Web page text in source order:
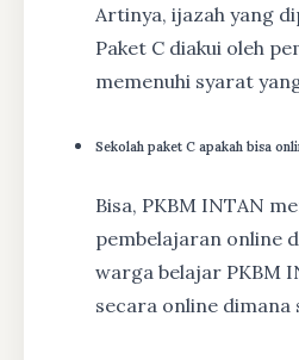
Artinya, ijazah yang
Paket C diakui oleh
memenuhi syarat
Sekolah paket C apakah bisa
Bisa, PKBM INTAN
pembelajaran online
warga belajar PKBM
secara online dimana